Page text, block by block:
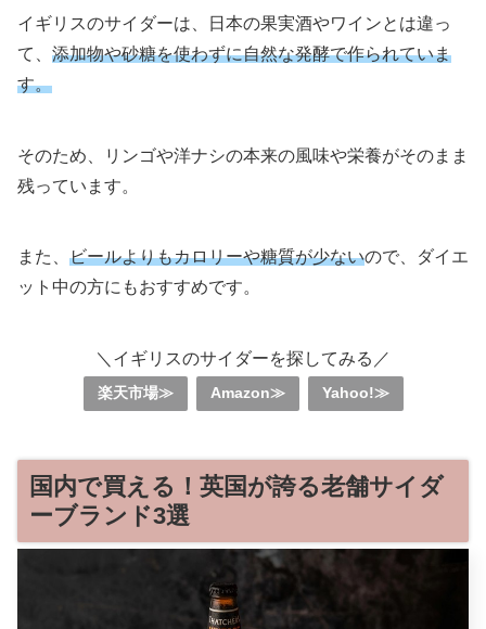
イギリスのサイダーは、日本の果実酒やワインとは違っ
て、 添加物や砂糖を使わずに自然な発酵で作られていま
す。
そのため、リンゴや洋ナシの本来の風味や栄養がそのまま
残っています。
また、 ビールよりもカロリーや糖質が少ないので、ダイエ
ット中の方にもおすすめです。
＼イギリスのサイダーを探してみる／
楽天市場≫ Amazon≫ Yahoo!≫
国内で買える！英国が誇る老舗サイダ
ーブランド3選